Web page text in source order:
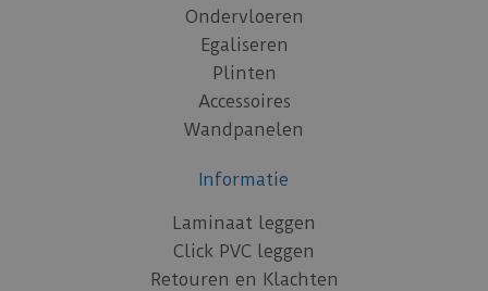
Ondervloeren
Egaliseren
Plinten
Accessoires
Wandpanelen
Informatie
Laminaat leggen
Click PVC leggen
Retouren en Klachten